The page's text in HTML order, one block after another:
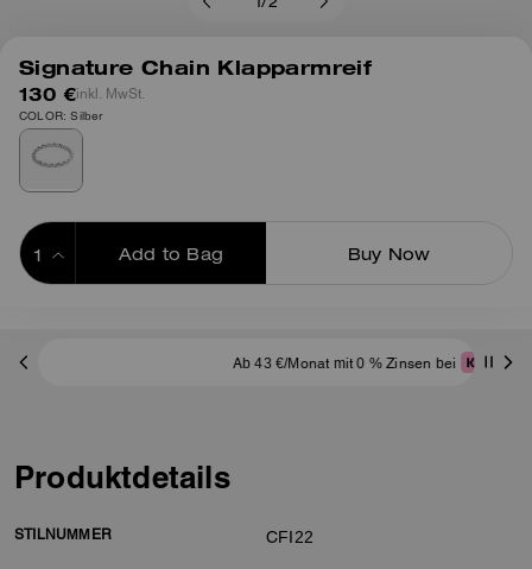
/2
Signature Chain Klapparmreif
130 €inkl. MwSt.
COLOR: Silber
Add to Bag Buy Now
Ab 43 €/Monat mit 0 % Zinsen bei
Produktdetails
STILNUMMER CFI22